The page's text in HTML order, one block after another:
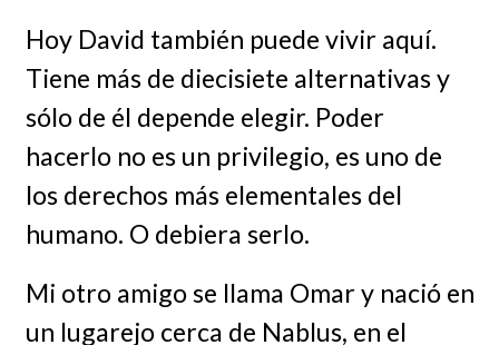
Hoy David también puede vivir aquí.
Tiene más de diecisiete alternativas y
sólo de él depende elegir. Poder
hacerlo no es un privilegio, es uno de
los derechos más elementales del
humano. O debiera serlo.
Mi otro amigo se llama Omar y nació en
un lugarejo cerca de Nablus, en el